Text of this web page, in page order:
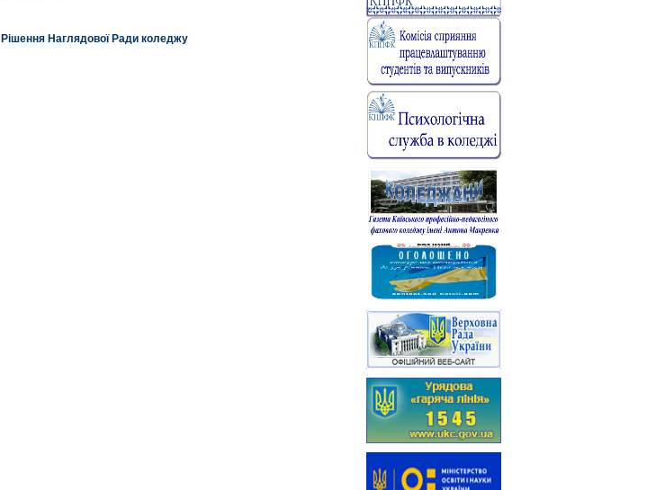
Рішення Наглядової Ради коледжу